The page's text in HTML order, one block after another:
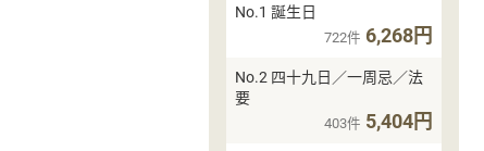
No.1 誕生日
722件 6,268円
No.2 四十九日／一周忌／法
要
403件 5,404円